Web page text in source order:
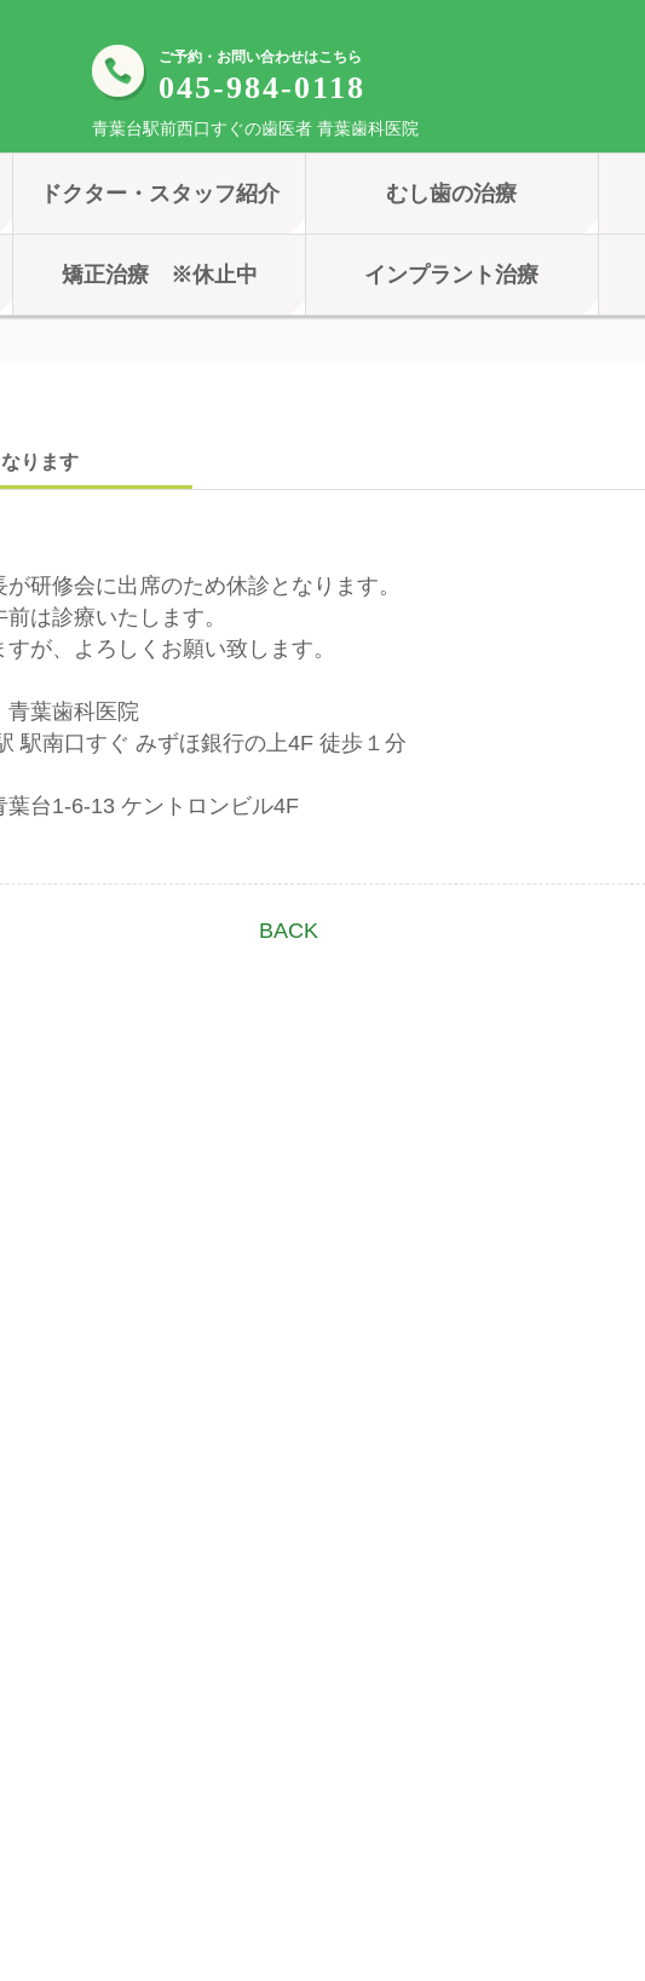
ご予約・お問い合わせはこちら
045-984-0118
青葉台駅前西口すぐの歯医者 青葉歯科医院
ドクター・スタッフ紹介 むし歯の治療
矯正治療 ※休止中 インプラント治療
ります
研修会に出席のため休診となります。
は診療いたします。
が、よろしくお願い致します。
青葉歯科医院
駅南口すぐ みずほ銀行の上4F 徒歩１分
台1-6-13 ケントロンビル4F
BACK